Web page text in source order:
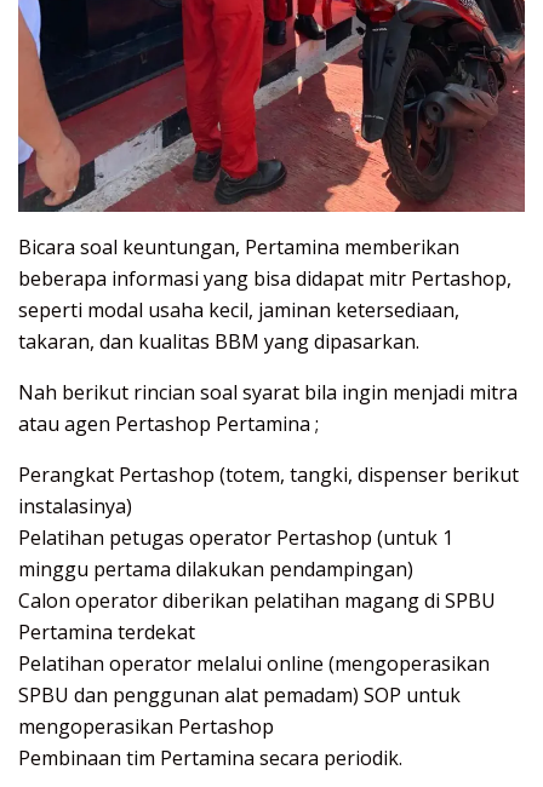
Bicara soal keuntungan, Pertamina memberikan
beberapa informasi yang bisa didapat mitr Pertashop,
seperti modal usaha kecil, jaminan ketersediaan,
takaran, dan kualitas BBM yang dipasarkan.
Nah berikut rincian soal syarat bila ingin menjadi mitra
atau agen Pertashop Pertamina ;
Perangkat Pertashop (totem, tangki, dispenser berikut
instalasinya)
Pelatihan petugas operator Pertashop (untuk 1
minggu pertama dilakukan pendampingan)
Calon operator diberikan pelatihan magang di SPBU
Pertamina terdekat
Pelatihan operator melalui online (mengoperasikan
SPBU dan penggunan alat pemadam) SOP untuk
mengoperasikan Pertashop
Pembinaan tim Pertamina secara periodik.